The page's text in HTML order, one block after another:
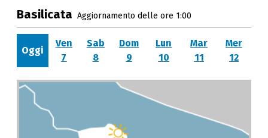
Basilicata Aggiornamento delle ore 1:00
Oggi
Ven
7
Sab
8
Dom
9
Lun
10
Mar
11
Mer
12